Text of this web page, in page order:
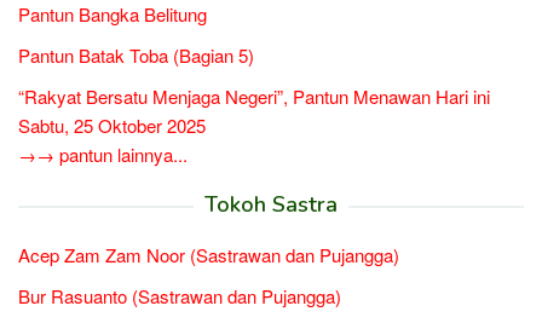
Pantun Bangka Belitung
Pantun Batak Toba (Bagian 5)
“Rakyat Bersatu Menjaga Negeri”, Pantun Menawan Hari ini
Sabtu, 25 Oktober 2025
→→ pantun lainnya...
Tokoh Sastra
Acep Zam Zam Noor (Sastrawan dan Pujangga)
Bur Rasuanto (Sastrawan dan Pujangga)